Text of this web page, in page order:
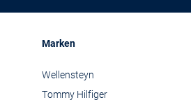
Marken
Wellensteyn
Tommy Hilfiger